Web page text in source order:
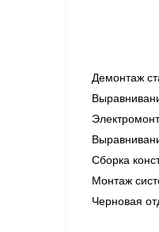
Демонтаж
Сборка
Монтаж
Черновая